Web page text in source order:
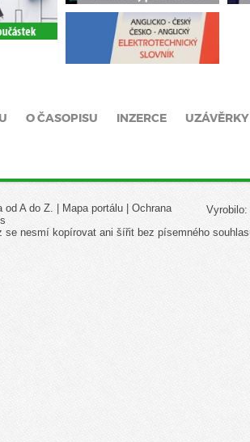
O ČASOPISU INZERCE UZÁVĚRKY
Vyrobilo:
A do Z. | Mapa portálu
Ochrana
se nesmí kopírovat ani šířit bez písemného